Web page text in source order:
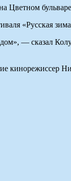
Цветном
«Русская
— сказал